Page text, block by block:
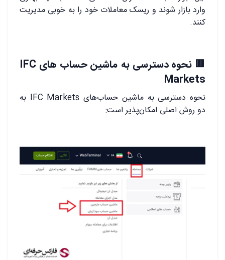
وارد بازار شوند و ریسک معاملات خود را به خوبی مدیریت
کنند.
🟥
نحوه دسترسی به ماشین حساب های IFC
Markets
نحوه دسترسی به ماشین حساب‌های IFC Markets به
دو روش اصلی امکان‌پذیر است: